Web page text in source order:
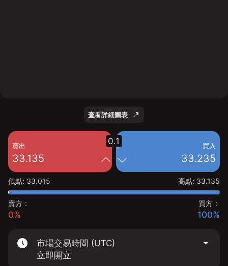
查看詳細圖表
賣出
33.135
買入
33.235
0.1
低點: 33.015 高點: 33.135
賣方：
0%
買方：
100%
市場交易時間 (UTC)
立即開立